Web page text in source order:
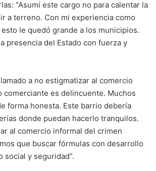
“Asumí este cargo no para calentar la
a terreno. Con mi experiencia como
le quedó grande a los municipios.
presencia del Estado con fuerza y
a no estigmatizar al comercio
comerciante es delincuente. Muchos
forma honesta. Este barrio debería
donde puedan hacerlo tranquilos.
al comercio informal del crimen
que buscar fórmulas con desarrollo
social y seguridad”.